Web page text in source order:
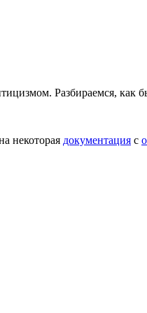
Разбираемся, как
некоторая документация с